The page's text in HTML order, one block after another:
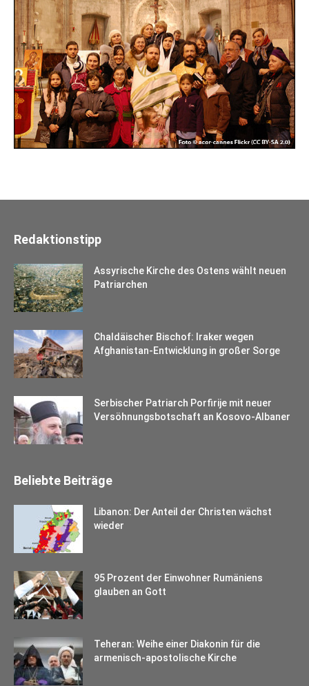
Redaktionstipp
Assyrische Kirche des Ostens wählt neuen
Patriarchen
Chaldäischer Bischof: Iraker wegen
Afghanistan-Entwicklung in großer Sorge
Serbischer Patriarch Porfirije mit neuer
Versöhnungsbotschaft an Kosovo-Albaner
Beliebte Beiträge
Libanon: Der Anteil der Christen wächst
wieder
95 Prozent der Einwohner Rumäniens
glauben an Gott
Teheran: Weihe einer Diakonin für die
armenisch-apostolische Kirche